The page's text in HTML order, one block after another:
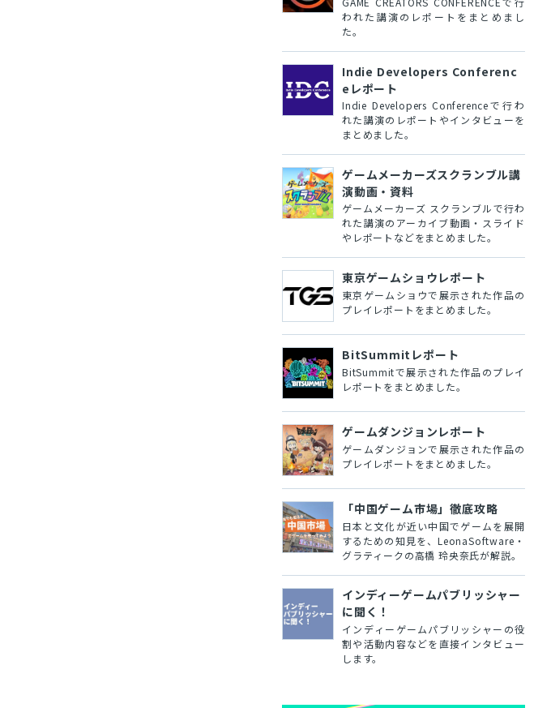
われた講演のレポートをまとめまし
た。
Indie Developers Conferenc
eレポート
Indie Developers Conferenceで行わ
れた講演のレポートやインタビューを
まとめました。
ゲームメーカーズスクランブル講
演動画・資料
ゲームメーカーズ スクランブルで行わ
れた講演のアーカイブ動画・スライド
やレポートなどをまとめました。
東京ゲームショウレポート
東京ゲームショウで展示された作品の
プレイレポートをまとめました。
BitSummitレポート
BitSummitで展示された作品のプレイ
レポートをまとめました。
ゲームダンジョンレポート
ゲームダンジョンで展示された作品の
プレイレポートをまとめました。
「中国ゲーム市場」徹底攻略
日本と文化が近い中国でゲームを展開
するための知見を、LeonaSoftware・
グラティークの高橋 玲央奈氏が解説。
インディーゲームパブリッシャー
に聞く！
インディーゲームパブリッシャーの役
割や活動内容などを直接インタビュー
します。